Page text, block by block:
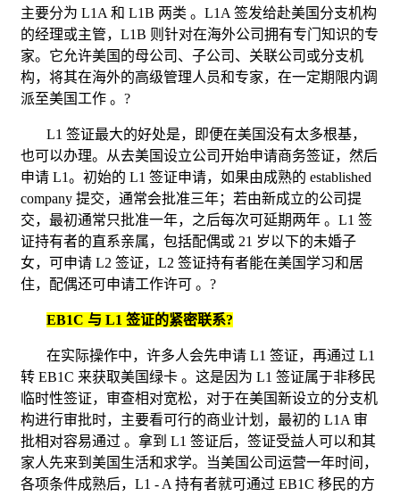
主要分为 L1A 和 L1B 两类 。 L1A 签发给赴美国分支机构
的经理或主管， L1B 则针对在海外公司拥有专门知识的专
家。它允许美国的母公司、子公司、关联公司或分支机
构，将其在海外的高级管理人员和专家，在一定期限内调
派至美国工作 。 ?
L1签证最大的好处是，即便在美国没有太多根基，
也可以办理。从去美国设立公司开始申请商务签证，然后
申请 L1。初始的 L1 签证申请，如果由成熟的 established
company 提交，通常会批准三年；若由新成立的公司提
交，最初通常只批准一年，之后每次可延期两年 。 L1 签
证持有者的直系亲属，包括配偶或 21 岁以下的未婚子
女，可申请 L2 签证， L2 签证持有者能在美国学习和居
住，配偶还可申请工作许可 。 ?
EB1C 与 L1签证的紧密联系?
在实际操作中，许多人会先申请 L1签证，再通过 L1
转 EB1C 来获取美国绿卡 。这是因为 L1 签证属于非移民
临时性签证，审查相对宽松，对于在美国新设立的分支机
构进行审批时，主要看可行的商业计划，最初的 L1A 审
批相对容易通过 。拿到 L1 签证后，签证受益人可以和其
家人先来到美国生活和求学。当美国公司运营一年时间，
各项条件成熟后， L1 - A 持有者就可通过 EB1C 移民的方